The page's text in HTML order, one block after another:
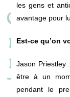
les gens et
avantage pour
Est-ce qu’on
Jason Priestley:
être à un
pendant le